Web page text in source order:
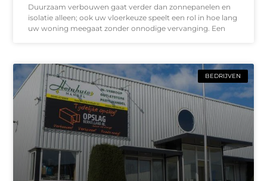
Duurzaam verbouwen gaat verder dan zonnepanelen en
isolatie alleen; ook uw vloerkeuze speelt een rol in hoe lang
uw woning meegaat zonder onnodige vervanging. Een
BEDRIJVEN